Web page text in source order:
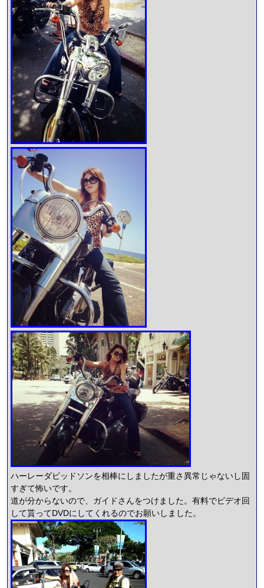
ハーレーダビッドソンを相棒にしましたが重さ異常じゃないし固
すぎて怖いです。
道が分からないので、ガイドさんをつけました。有料でビデオ回
して貰ってDVDにしてくれるのでお願いしました。